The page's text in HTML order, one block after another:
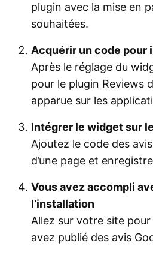
plugin avec la mise en
souhaitées.
Acquérir un code pour
Après le réglage du
pour le plugin Reviews
apparue sur les
Intégrer le widget sur
Ajoutez le code des
d’une page et
Vous avez accompli
l’installation
Allez sur votre site
avez publié des avis